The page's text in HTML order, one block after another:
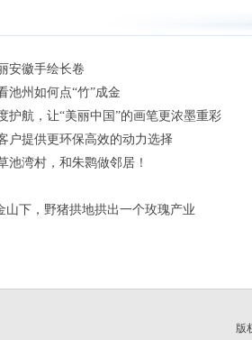
安徽手绘长卷
池州如何点“竹”成金
护航，让“美丽中国”的画笔更浓墨重彩
户提供更环保高效的动力选择
池湾村，和朱鹮做邻居！
山下，野猪拱地拱出一个玫瑰产业
版